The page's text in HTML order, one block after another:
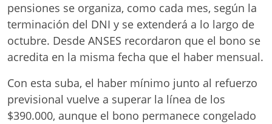
pensiones se organiza, como cada mes, según la
terminación del DNI y se extenderá a lo largo de
octubre. Desde ANSES recordaron que el bono se
acredita en la misma fecha que el haber mensual.
Con esta suba, el haber mínimo junto al refuerzo
previsional vuelve a superar la línea de los
$390.000, aunque el bono permanece congelado